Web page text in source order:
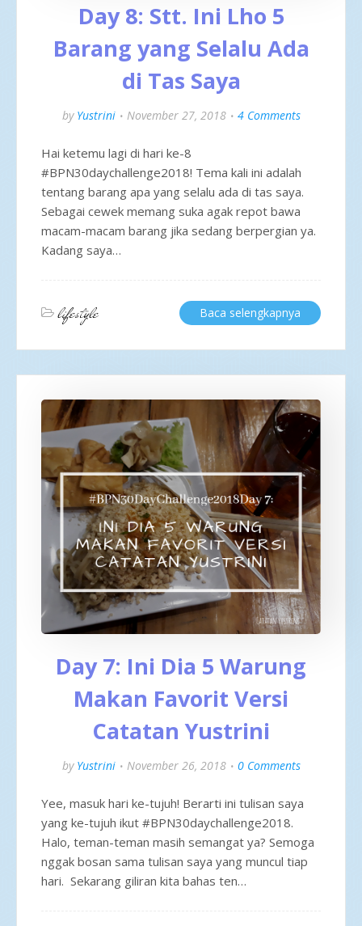
Day 8: Stt. Ini Lho 5
Barang yang Selalu Ada
di Tas Saya
by Yustrini November 27, 2018 4 Comments
Hai ketemu lagi di hari ke-8
#BPN30daychallenge2018! Tema kali ini adalah
tentang barang apa yang selalu ada di tas saya.
Sebagai cewek memang suka agak repot bawa
macam-macam barang jika sedang berpergian ya.
Kadang saya…
lifestyle Baca selengkapnya
Day 7: Ini Dia 5 Warung
Makan Favorit Versi
Catatan Yustrini
by Yustrini November 26, 2018 0 Comments
Yee, masuk hari ke-tujuh! Berarti ini tulisan saya
yang ke-tujuh ikut #BPN30daychallenge2018.
Halo, teman-teman masih semangat ya? Semoga
nggak bosan sama tulisan saya yang muncul tiap
hari. Sekarang giliran kita bahas ten…